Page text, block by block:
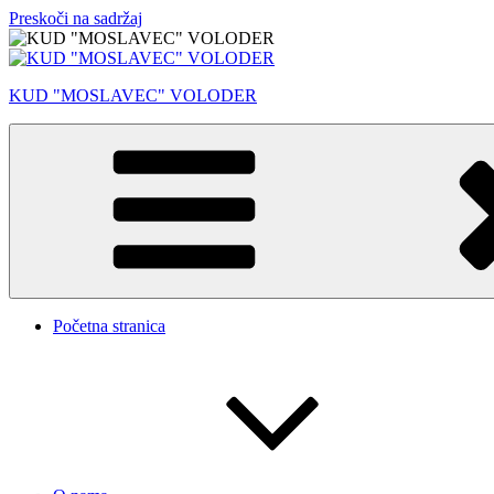
Preskoči na sadržaj
KUD "MOSLAVEC" VOLODER
Početna stranica